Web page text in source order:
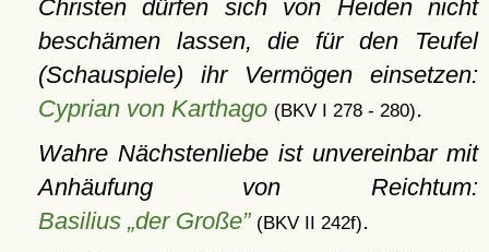
Christen dürfen sich von Heiden nicht
beschämen lassen, die für den Teufel
(Schauspiele) ihr Vermögen einsetzen:
Cyprian von Karthago (BKV I 278 - 280).
Wahre Nächstenliebe ist unvereinbar mit
Anhäufung von Reichtum:
Basilius „der Große” (BKV II 242f).